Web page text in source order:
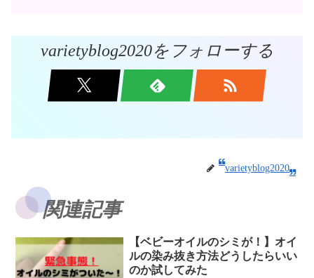
varietyblog2020をフォローする
varietyblog2020
関連記事
【ベビーオイルのシミが！】オイ
ルの染み抜き方法どうしたらいい
のか試してみた